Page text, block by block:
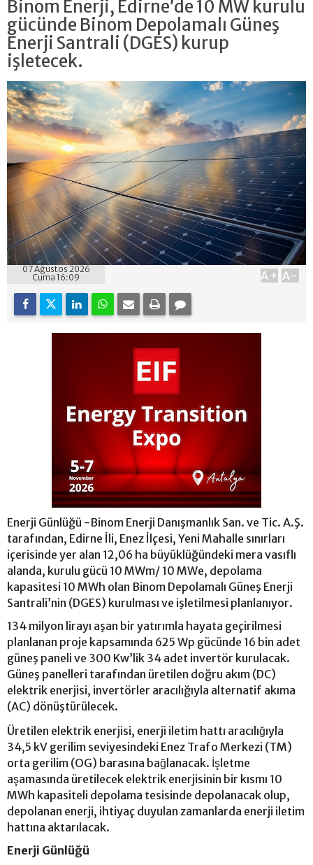
Binom Enerji, Edirne’de 10 MW kurulu
gücünde Binom Depolamalı Güneş
Enerji Santrali (DGES) kurup
işletecek.
07 Ağustos 2026
Cuma 16:09
A+ A-
Enerji Günlüğü -Binom Enerji Danışmanlık San. ve Tic. A.Ş.
tarafından, Edirne İli, Enez İlçesi, Yeni Mahalle sınırları
içerisinde yer alan 12,06 ha büyüklüğündeki mera vasıflı
alanda, kurulu gücü 10 MWm/ 10 MWe, depolama
kapasitesi 10 MWh olan Binom Depolamalı Güneş Enerji
Santrali’nin (DGES) kurulması ve işletilmesi planlanıyor.
134 milyon lirayı aşan bir yatırımla hayata geçirilmesi
planlanan proje kapsamında 625 Wp gücünde 16 bin adet
güneş paneli ve 300 Kw’lik 34 adet invertör kurulacak.
Güneş panelleri tarafından üretilen doğru akım (DC)
elektrik enerjisi, invertörler aracılığıyla alternatif akıma
(AC) dönüştürülecek.
Üretilen elektrik enerjisi, enerji iletim hattı aracılığıyla
34,5 kV gerilim seviyesindeki Enez Trafo Merkezi (TM)
orta gerilim (OG) barasına bağlanacak. İşletme
aşamasında üretilecek elektrik enerjisinin bir kısmı 10
MWh kapasiteli depolama tesisinde depolanacak olup,
depolanan enerji, ihtiyaç duyulan zamanlarda enerji iletim
hattına aktarılacak.
Enerji Günlüğü